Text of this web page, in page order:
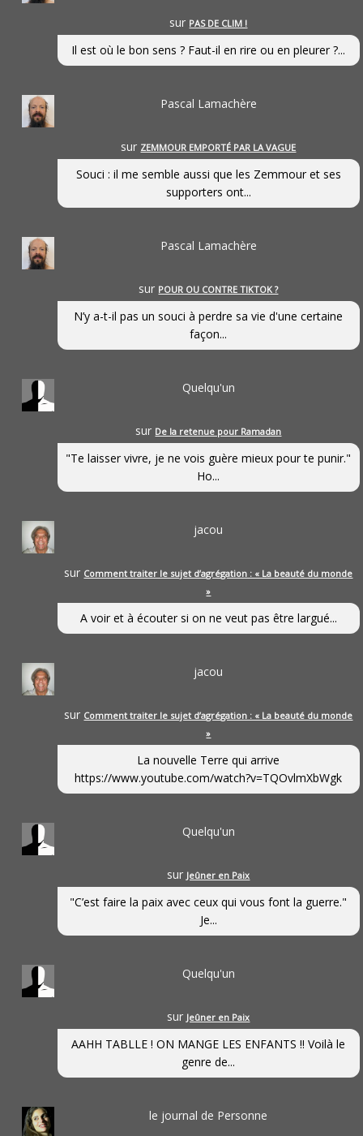
sur PAS DE CLIM !
Il est où le bon sens ? Faut-il en rire ou en pleurer ?...
Pascal Lamachère
sur ZEMMOUR EMPORTÉ PAR LA VAGUE
Souci : il me semble aussi que les Zemmour et ses
supporters ont...
Pascal Lamachère
sur POUR OU CONTRE TIKTOK ?
N’y a-t-il pas un souci à perdre sa vie d'une certaine
façon...
Quelqu'un
sur De la retenue pour Ramadan
"Te laisser vivre, je ne vois guère mieux pour te punir."
Ho...
jacou
sur Comment traiter le sujet d’agrégation : « La beauté du monde
»
A voir et à écouter si on ne veut pas être largué...
jacou
sur Comment traiter le sujet d’agrégation : « La beauté du monde
»
La nouvelle Terre qui arrive
https://www.youtube.com/watch?v=TQOvlmXbWgk
Quelqu'un
sur Jeûner en Paix
"C’est faire la paix avec ceux qui vous font la guerre."
Je...
Quelqu'un
sur Jeûner en Paix
AAHH TABLLE ! ON MANGE LES ENFANTS !! Voilà le
genre de...
le journal de Personne